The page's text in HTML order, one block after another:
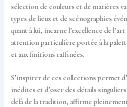
sélection de couleurs et de matières
types de lieux et de scénographies
quant à lui, incarne l’excellence de
attention particulière portée à la
et aux finitions raffinées.
S’inspirer de ces collections permet
inédites et d’oser des détails
delà de la tradition, affirme